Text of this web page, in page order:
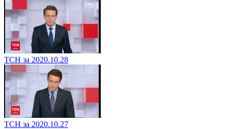
ТСН за 2020.10.28
ТСН за 2020.10.27